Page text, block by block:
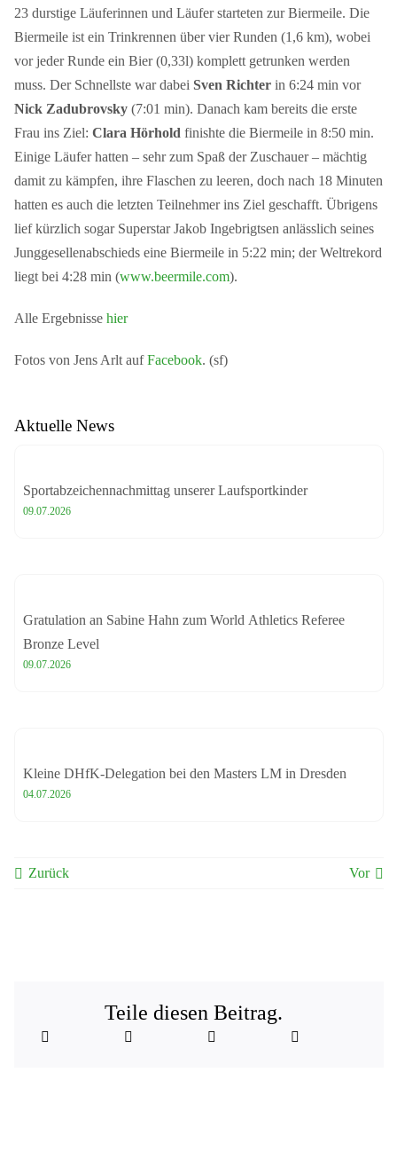
23 durstige Läuferinnen und Läufer starteten zur Biermeile. Die
Biermeile ist ein Trinkrennen über vier Runden (1,6 km), wobei
vor jeder Runde ein Bier (0,33l) komplett getrunken werden
muss. Der Schnellste war dabei Sven Richterin 6:24 min vor
Nick Zadubrovsky(7:01 min). Danach kam bereits die erste
Frau ins Ziel: Clara Hörhold finishte die Biermeile in 8:50 min.
Einige Läufer hatten – sehr zum Spaß der Zuschauer – mächtig
damit zu kämpfen, ihre Flaschen zu leeren, doch nach 18 Minuten
hatten es auch die letzten Teilnehmer ins Ziel geschafft. Übrigens
lief kürzlich sogar Superstar Jakob Ingebrigtsen anlässlich seines
Junggesellenabschieds eine Biermeile in 5:22 min; der Weltrekord
liegt bei 4:28 min (www.beermile.com).
Alle Ergebnisse hier
Fotos von Jens Arlt aufFacebook. (sf)
Aktuelle News
Sportabzeichennachmittag unserer Laufsportkinder
09.07.2026
Gratulation an Sabine Hahn zum World Athletics Referee
Bronze Level
09.07.2026
Kleine DHfK-Delegation bei den Masters LM in Dresden
04.07.2026
Zurück Vor
Teile diesen Beitrag.